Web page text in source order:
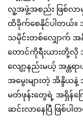
လူ့အဖွဲ့အစည်း ဖြစ်လာ
ထိခိုက်စေနိုင်ပါတယ်။
သမိုင်းတစ်လျှောက် အ
တောင်ကိုရီးယားတို့လို
လျော့နည်းမယ့် အန္တ
အမွေးများတဲ့ အိန္ဒိယ
မတ်ဖုန်းတွေရဲ့ အရှိန်ကြ
ဆင်းလာနေပြီ ဖြစ်ပါ